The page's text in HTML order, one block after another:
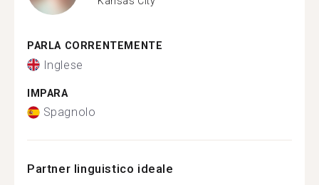
PARLA CORRENTEMENTE
Inglese
IMPARA
Spagnolo
Partner linguistico ideale